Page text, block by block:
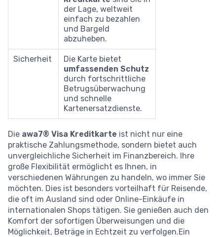
der Lage, weltweit
einfach zu bezahlen
und Bargeld
abzuheben.
Sicherheit
Die Karte bietet
umfassenden Schutz
durch fortschrittliche
Betrugsüberwachung
und schnelle
Kartenersatzdienste.
Die awa7® Visa Kreditkarte ist nicht nur eine
praktische Zahlungsmethode, sondern bietet auch
unvergleichliche Sicherheit im Finanzbereich. Ihre
große Flexibilität ermöglicht es Ihnen, in
verschiedenen Währungen zu handeln, wo immer Sie
möchten. Dies ist besonders vorteilhaft für Reisende,
die oft im Ausland sind oder Online-Einkäufe in
internationalen Shops tätigen. Sie genießen auch den
Komfort der sofortigen Überweisungen und die
Möglichkeit, Beträge in Echtzeit zu verfolgen.Ein